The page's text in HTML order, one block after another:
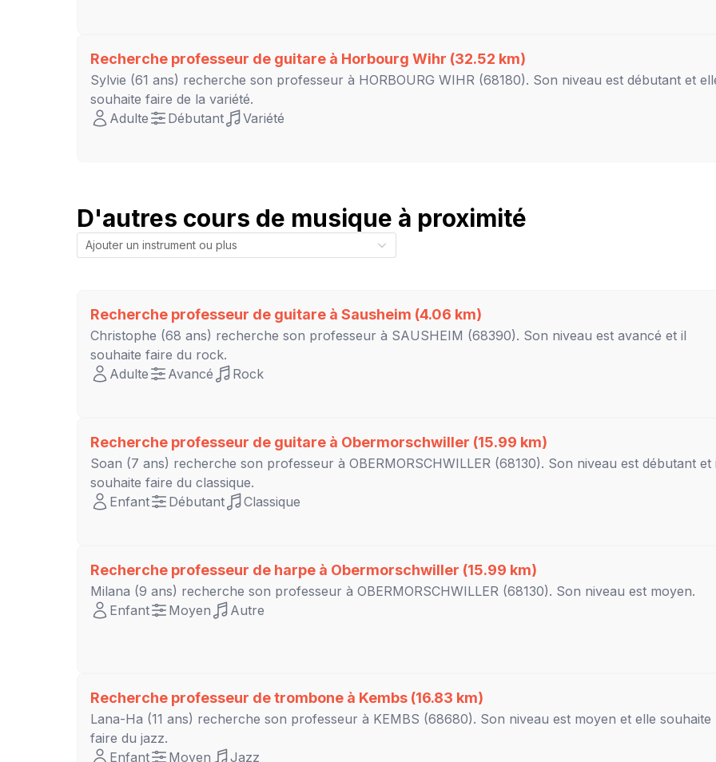
Recherche professeur de guitare à Horbourg Wihr (32.52 km)
Sylvie (61 ans) recherche son professeur à HORBOURG WIHR (68180). Son niveau est débutant et
souhaite faire de la variété.
Adulte
Débutant Variété
D'autres cours de musique à proximité
Recherche professeur de guitare à Sausheim (4.06 km)
Christophe (68 ans) recherche son professeur à SAUSHEIM (68390). Son niveau est avancé et il
souhaite faire du rock.
Adulte
Avancé Rock
Recherche professeur de guitare à Obermorschwiller (15.99 km)
Soan (7 ans) recherche son professeur à OBERMORSCHWILLER (68130). Son niveau est débutant et
souhaite faire du classique.
Enfant
Débutant Classique
Recherche professeur de harpe à Obermorschwiller (15.99 km)
Milana (9 ans) recherche son professeur à OBERMORSCHWILLER (68130). Son niveau est moyen.
Enfant
Moyen Autre
Recherche professeur de trombone à Kembs (16.83 km)
Lana-Ha (11 ans) recherche son professeur à KEMBS (68680). Son niveau est moyen et elle souhaite
faire du jazz.
Enfant
Moyen Jazz